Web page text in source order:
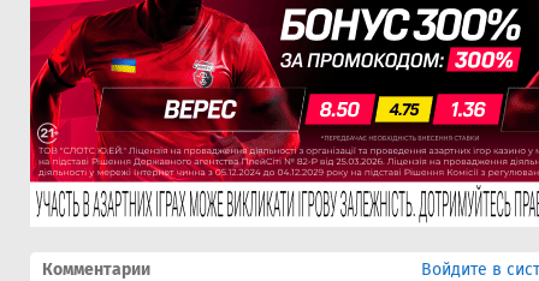
Комментарии Войдите в